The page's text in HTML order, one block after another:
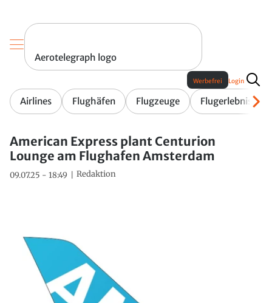
Aerotelegraph logo
Airlines Flughäfen Flugzeuge Flugerlebnis
Werbefrei Login
American Express plant Centurion
Lounge am Flughafen Amsterdam
09.07.25 - 18:49 Redaktion